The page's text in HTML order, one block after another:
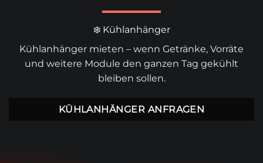
❄️ Kühlanhänger
Kühlanhänger mieten – wenn Getränke, Vorräte
und weitere Module den ganzen Tag gekühlt
bleiben sollen.
KÜHLANHÄNGER ANFRAGEN